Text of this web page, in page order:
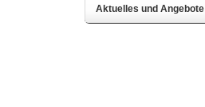
Aktuelles und Angebote